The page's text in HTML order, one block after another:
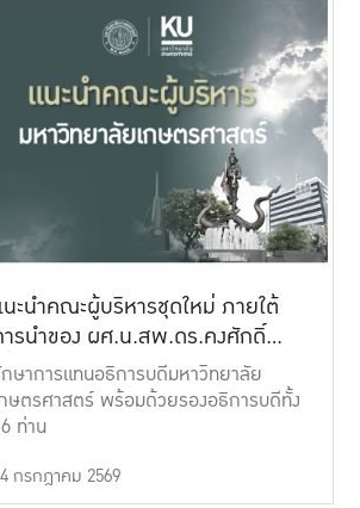
ะนำคณะผู้บริหารชุดใหม่ ภายใต้
รนำของ ผศ.น.สพ.ดร.คงศักดิ์
ยงธรรม
ษาการแทนอธิการบดีมหาวิทยาลัย
ษตรศาสตร์ พร้อมด้วยรองอธิการบดีทั้ง
ท่าน
กรกฎาคม 2569